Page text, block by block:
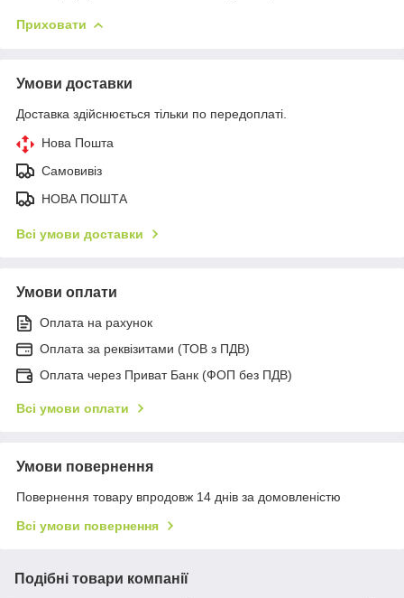
Приховати
Умови доставки
Доставка здійснюється тільки по передоплаті.
Нова Пошта
Самовивіз
НОВА ПОШТА
Всі умови доставки
Умови оплати
Оплата на рахунок
Оплата за реквізитами (ТОВ з ПДВ)
Оплата через Приват Банк (ФОП без ПДВ)
Всі умови оплати
Умови повернення
Повернення товару впродовж 14 днів за домовленістю
Всі умови повернення
Подібні товари компанії